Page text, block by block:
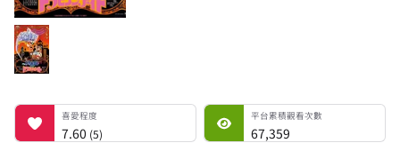
喜愛程度喜愛程度
7.60 (5)
平台累積觀看次數 平台累積觀看次數
67,359
記錄總人數
完食人數
追番中人數
一時中斷人數
棄番人數
計劃觀看人數